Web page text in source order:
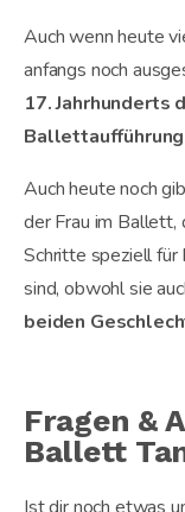
Auch wenn heute
anfangs noch
17. Jahrhunderts
Auch heute noch
der Frau im Ballett,
Schritte speziell für
sind, obwohl sie
beiden
Fragen &
Ballett